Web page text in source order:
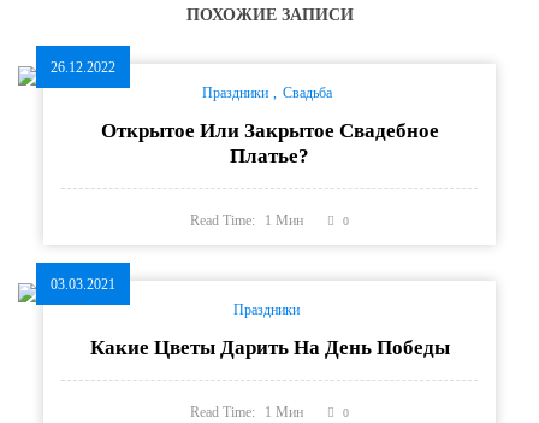
ПОХОЖИЕ ЗАПИСИ
26.12.2022
Праздники
Свадьба
Открытое Или Закрытое Свадебное
Платье?
Read Time: 1Мин 0
03.03.2021
Праздники
Какие Цветы Дарить На День Победы
Read Time: 1Мин 0